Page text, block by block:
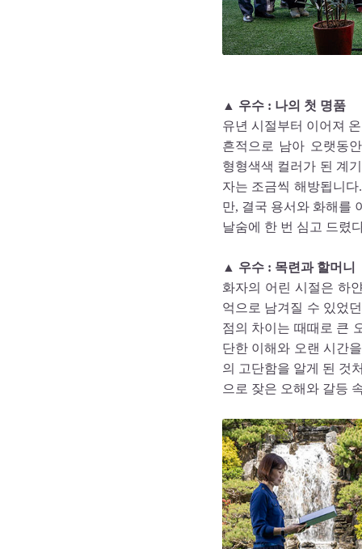
▲ 우수 : 나의 첫 명품
유년 시절부터 이어져
흔적으로 남아 오랫동
형형색색 컬러가 된 계
자는 조금씩 해방됩니
만, 결국 용서와 화해를
날숨에 한 번 심고 드렸
▲ 우수 : 목련과 할머니
화자의 어린 시절은 하
억으로 남겨질 수 있었
점의 차이는 때때로 큰
단한 이해와 오랜 시간
의 고단함을 알게 된 것
으로 잦은 오해와 갈등